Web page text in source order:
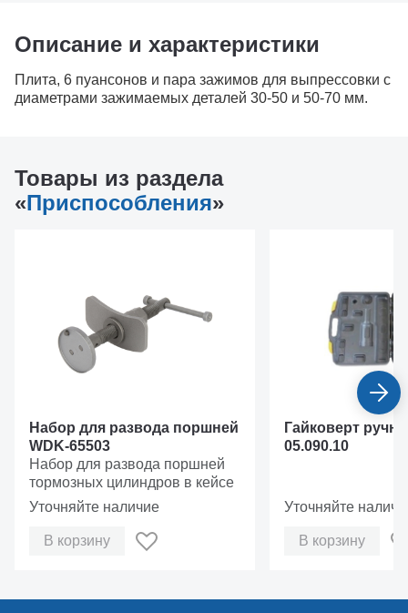
Описание и характеристики
Плита, 6 пуансонов и пара зажимов для выпрессовки с
диаметрами зажимаемых деталей 30-50 и 50-70 мм.
Товары из раздела
«Приспособления»
Набор для развода поршней
WDK-65503
Набор для развода поршней
тормозных цилиндров в кейсе
Уточняйте наличие
В корзину
Гайковерт
05.090.10
Уточняйте
В корзину